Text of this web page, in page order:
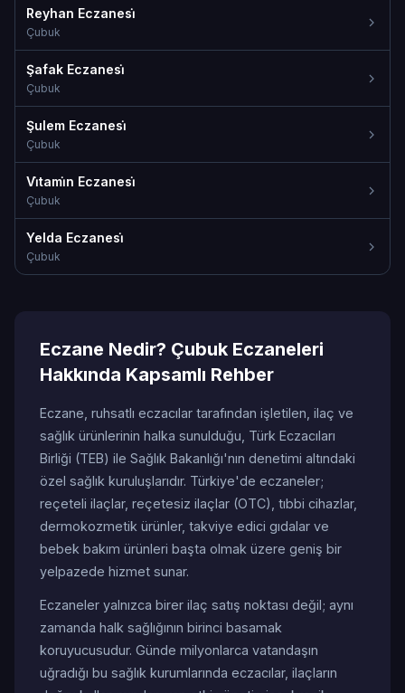
Reyhan Eczanesi̇
Çubuk
Şafak Eczanesi̇
Çubuk
Şulem Eczanesi̇
Çubuk
Vi̇tami̇n Eczanesi̇
Çubuk
Yelda Eczanesi̇
Çubuk
Eczane Nedir? Çubuk Eczaneleri
Hakkında Kapsamlı Rehber
Eczane, ruhsatlı eczacılar tarafından işletilen, ilaç ve
sağlık ürünlerinin halka sunulduğu, Türk Eczacıları
Birliği (TEB) ile Sağlık Bakanlığı'nın denetimi altındaki
özel sağlık kuruluşlarıdır. Türkiye'de eczaneler;
reçeteli ilaçlar, reçetesiz ilaçlar (OTC), tıbbi cihazlar,
dermokozmetik ürünler, takviye edici gıdalar ve
bebek bakım ürünleri başta olmak üzere geniş bir
yelpazede hizmet sunar.
Eczaneler yalnızca birer ilaç satış noktası değil; aynı
zamanda halk sağlığının birinci basamak
koruyucusudur. Günde milyonlarca vatandaşın
uğradığı bu sağlık kurumlarında eczacılar, ilaçların